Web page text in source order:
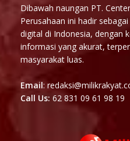
Dibawah naungan PT.
Perusahaan ini hadir
digital di Indonesia, dengan
informasi yang akurat,
masyarakat luas.
Email:
Call Us: 62 831 09 61 98 19